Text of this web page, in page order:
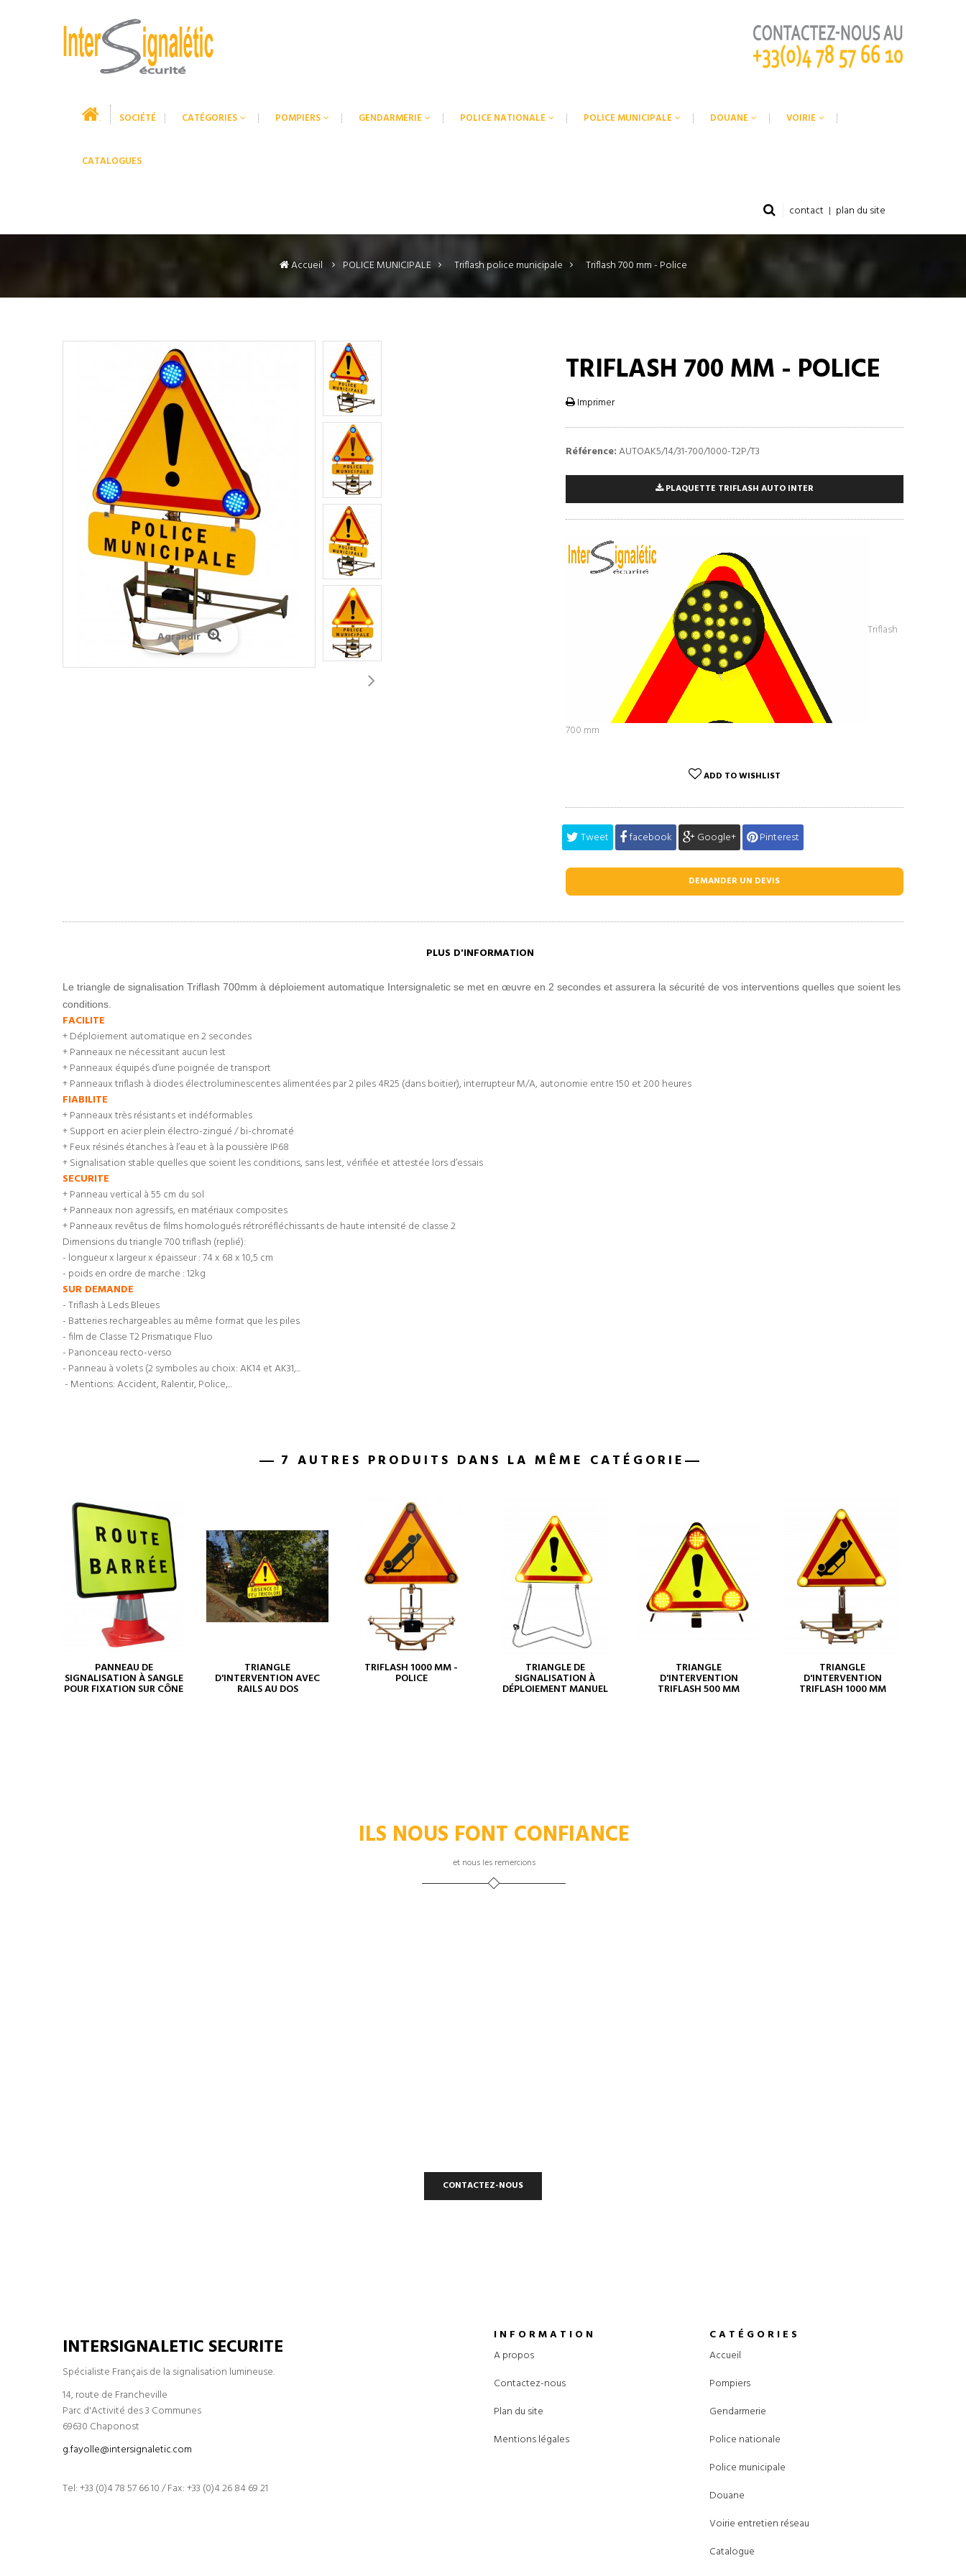
SOCIÉTÉ CATÉGORIES POMPIERS GENDARMERIE POLICE NATIONALE POLICE MUNICIPALE DOUANE VOIRIE
CATALOGUES
contact plan du site
Accueil POLICE MUNICIPALE > Triflash police municipale > Triflash 700 mm - Police
Agrandir
TRIFLASH 700 MM - POLICE
Imprimer
Référence:AUTOAK5/14/31-700/1000-T2P/T3
PLAQUETTE TRIFLASH AUTO INTER
Triflash
700 mm
ADD TO WISHLIST
Tweet facebook Google+ Pinterest
DEMANDER UN DEVIS
PLUS D'INFORMATION
Le triangle de signalisation Triflash 700mm à déploiement automatique Intersignaletic se met en œuvre en 2 secondes et assurera la sécurité de vos interventions quelles que soient les
conditions.
FACILITE
+ Déploiement automatique en 2 secondes
+ Panneaux ne nécessitant aucun lest
+ Panneaux équipés d’une poignée de transport
+ Panneaux triflash à diodes électroluminescentes alimentées par 2 piles 4R25 (dans boitier), interrupteur M/A, autonomie entre 150 et 200 heures
FIABILITE
+ Panneaux très résistants et indéformables
+ Support en acier plein électro-zingué / bi-chromaté
+ Feux résinés étanches à l’eau et à la poussière IP68
+ Signalisation stable quelles que soient les conditions, sans lest, vérifiée et attestée lors d’essais
SECURITE
+ Panneau vertical à 55 cm du sol
+ Panneaux non agressifs, en matériaux composites
+ Panneaux revêtus de films homologués rétroréfléchissants de haute intensité de classe 2
Dimensions du triangle 700 triflash (replié):
- longueur x largeur x épaisseur : 74 x 68 x 10,5 cm
- poids en ordre de marche : 12kg
SUR DEMANDE
- Triflash à Leds Bleues
- Batteries rechargeables au même format que les piles
- film de Classe T2 Prismatique Fluo
- Panonceau recto-verso
- Panneau à volets (2 symboles au choix: AK14 et AK31,...
- Mentions: Accident, Ralentir, Police,...
7 AUTRES PRODUITS DANS LA MÊME CATÉGORIE
PANNEAU DE
SIGNALISATION À SANGLE
POUR FIXATION SUR CÔNE
TRIANGLE
D'INTERVENTION AVEC
RAILS AU DOS
TRIFLASH 1000 MM -
POLICE
TRIANGLE DE
SIGNALISATION À
DÉPLOIEMENT MANUEL
TRIANGLE
D'INTERVENTION
TRIFLASH 500 MM
TRIANGLE
D'INTERVENTION
TRIFLASH 1000 MM
ILS NOUS FONT CONFIANCE
et nous les remercions
CONTACTEZ-NOUS
INTERSIGNALETIC SECURITE
Spécialiste Français de la signalisation lumineuse.
14, route de Francheville
Parc d'Activité des 3 Communes
69630 Chaponost
g.fayolle@intersignaletic.com
Tel: +33 (0)4 78 57 66 10 / Fax: +33 (0)4 26 84 69 21
INFORMATION
A propos
Contactez-nous
Plan du site
Mentions légales
CATÉGORIES
Accueil
Pompiers
Gendarmerie
Police nationale
Police municipale
Douane
Voirie entretien réseau
Catalogue